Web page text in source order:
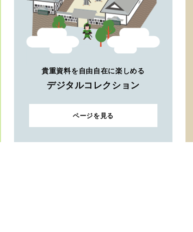
貴重資料を自由自在に楽しめる
デジタルコレクション
ページを見る